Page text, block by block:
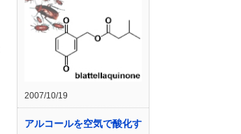
2007/10/19
アルコールを空気で酸化す